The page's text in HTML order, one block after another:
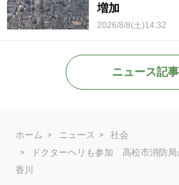
増加
2026/8/8(土)14:32
ニュース記
ホーム ニュース
社会
ドクターヘリも参加 高松市消防
香川